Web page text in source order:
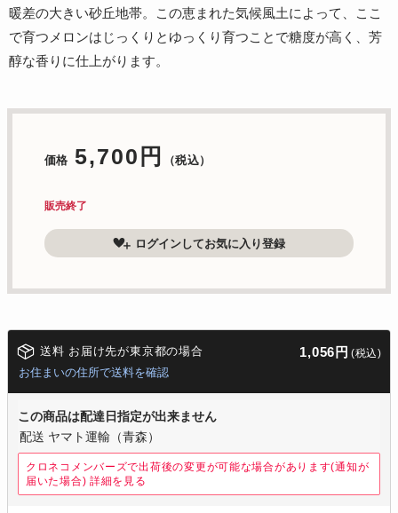
暖差の大きい砂丘地帯。この恵まれた気候風土によって、ここ
で育つメロンはじっくりとゆっくり育つことで糖度が高く、芳
醇な香りに仕上がります。
価格 5,700円 （税込）
販売終了
ログインしてお気に入り登録
送料 お届け先が東京都の場合 1,056円 (税込)
お住まいの住所で送料を確認
この商品は配達日指定が出来ません
配送 ヤマト運輸（青森）
クロネコメンバーズで出荷後の変更が可能な場合があります(通知が
届いた場合) 詳細を見る